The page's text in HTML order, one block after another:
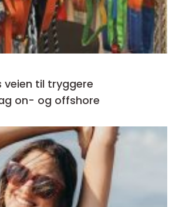
on- og offshore